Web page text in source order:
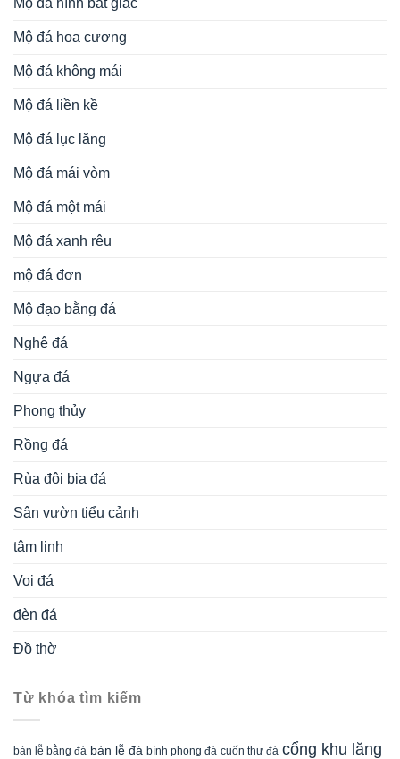
Mộ đá hình bát giác
Mộ đá hoa cương
Mộ đá không mái
Mộ đá liền kề
Mộ đá lục lăng
Mộ đá mái vòm
Mộ đá một mái
Mộ đá xanh rêu
mộ đá đơn
Mộ đạo bằng đá
Nghê đá
Ngựa đá
Phong thủy
Rồng đá
Rùa đội bia đá
Sân vườn tiểu cảnh
tâm linh
Voi đá
đèn đá
Đồ thờ
Từ khóa tìm kiếm
bàn lễ bằng đá bàn lễ đá bình phong đá cuốn thư đá cổng khu lăng